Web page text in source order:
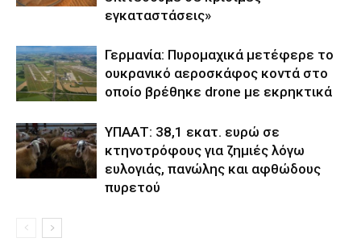
εγκαταστάσεις»
Γερμανία: Πυρομαχικά μετέφερε το
ουκρανικό αεροσκάφος κοντά στο
οποίο βρέθηκε drone με εκρηκτικά
ΥΠΑΑΤ: 38,1 εκατ. ευρώ σε
κτηνοτρόφους για ζημιές λόγω
ευλογιάς, πανώλης και αφθώδους
πυρετού